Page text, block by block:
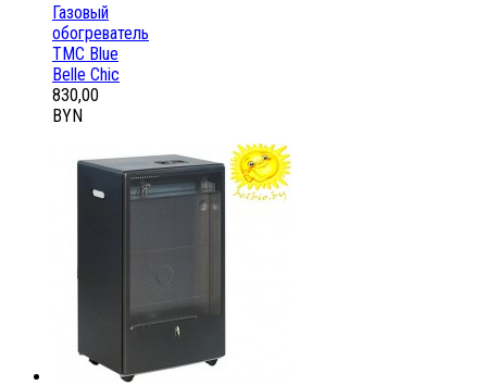
Газовый
обогреватель
ТМС Blue
Belle Chic
830,00
BYN